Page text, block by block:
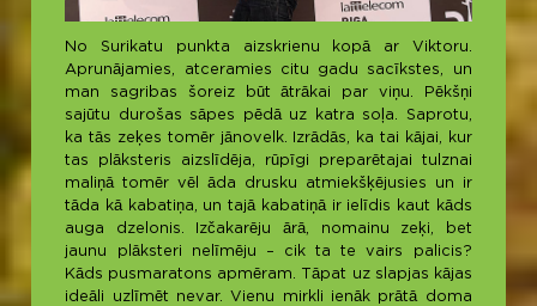
No Surikatu punkta aizskrienu kopā ar Viktoru.
Aprunājamies, atceramies citu gadu sacīkstes, un
man sagribas šoreiz būt ātrākai par viņu. Pēkšņi
sajūtu durošas sāpes pēdā uz katra soļa. Saprotu,
ka tās zeķes tomēr jānovelk. Izrādās, ka tai kājai, kur
tas plāksteris aizslīdēja, rūpīgi preparētajai tulznai
maliņā tomēr vēl āda drusku atmiekšķējusies un ir
tāda kā kabatiņa, un tajā kabatiņā ir ielīdis kaut kāds
auga dzelonis. Izčakarēju ārā, nomainu zeķi, bet
jaunu plāksteri nelīmēju – cik ta te vairs palicis?
Kāds pusmaratons apmēram. Tāpat uz slapjas kājas
ideāli uzlīmēt nevar. Vienu mirkli ienāk prātā doma